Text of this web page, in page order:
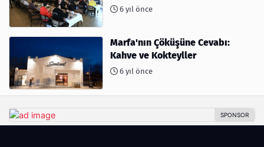
yapıyor
6 yıl önce
Marfa'nın Çöküşüne Cevabı:
Kahve ve Kokteyller
6 yıl önce